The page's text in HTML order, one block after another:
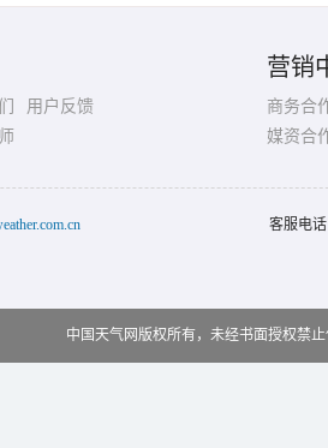
用户反馈
营销
商务合
媒资合
客服电
中国天气网版权所有，未经书面授权